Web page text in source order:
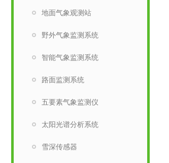
​地面气象观测站
野外气象监测系统
智能气象监测系统
路面监测系统
五要素气象监测仪
太阳光谱分析系统
雪深传感器